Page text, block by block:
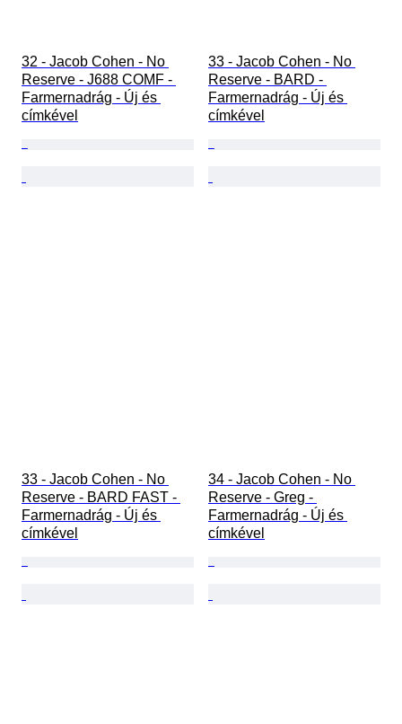
32 - Jacob Cohen - No
Reserve - J688 COMF -
Farmernadrág - Új és
címkével
33 - Jacob Cohen - No
Reserve - BARD -
Farmernadrág - Új és
címkével
33 - Jacob Cohen - No
Reserve - BARD FAST -
Farmernadrág - Új és
címkével
34 - Jacob Cohen - No
Reserve - Greg -
Farmernadrág - Új és
címkével